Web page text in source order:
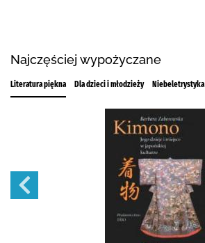
Najczęściej wypożyczane
Literatura piękna Dla dzieci i młodzieży Niebeletrystyka